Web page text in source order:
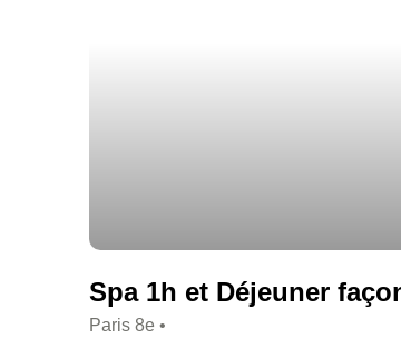
Spa 1h et Déjeuner
Paris 8e •